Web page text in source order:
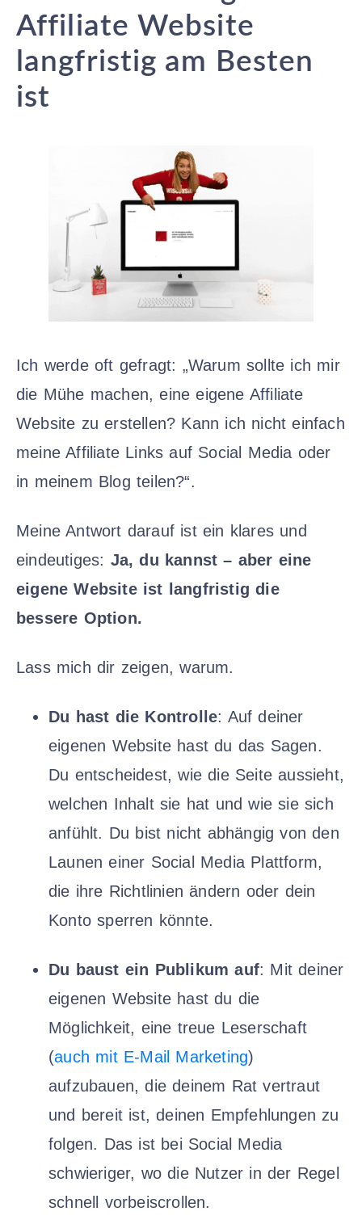
Affiliate Website
langfristig am Besten
ist
Ich werde oft gefragt: „Warum sollte ich mir
die Mühe machen, eine eigene Affiliate
Website zu erstellen? Kann ich nicht einfach
meine Affiliate Links auf Social Media oder
in meinem Blog teilen?“.
Meine Antwort darauf ist ein klares und
eindeutiges: Ja, du kannst – aber eine
eigene Website ist langfristig die
bessere Option.
Lass mich dir zeigen, warum.
Du hast die Kontrolle: Auf deiner
eigenen Website hast du das Sagen.
Du entscheidest, wie die Seite aussieht,
welchen Inhalt sie hat und wie sie sich
anfühlt. Du bist nicht abhängig von den
Launen einer Social Media Plattform,
die ihre Richtlinien ändern oder dein
Konto sperren könnte.
Du baust ein Publikum auf: Mit deiner
eigenen Website hast du die
Möglichkeit, eine treue Leserschaft
(auch mit E-Mail Marketing)
aufzubauen, die deinem Rat vertraut
und bereit ist, deinen Empfehlungen zu
folgen. Das ist bei Social Media
schwieriger, wo die Nutzer in der Regel
schnell vorbeiscrollen.